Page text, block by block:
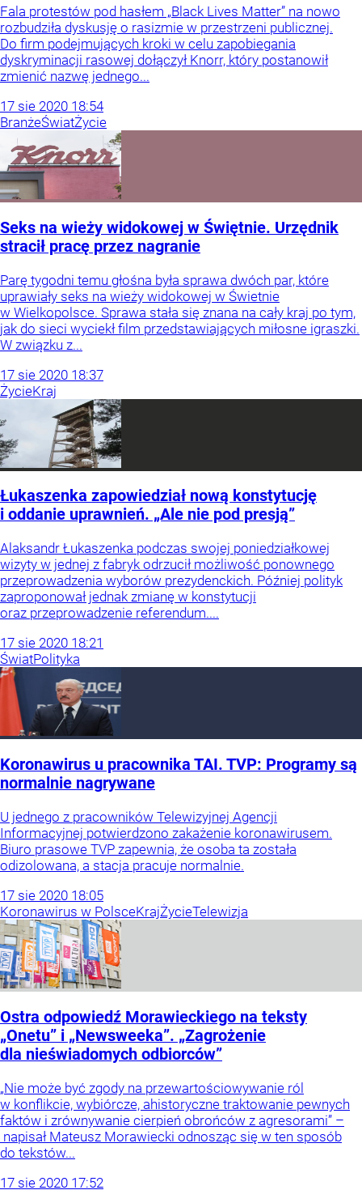
Fala protestów pod hasłem „Black Lives Matter” na nowo
rozbudziła dyskusję o rasizmie w przestrzeni publicznej.
Do firm podejmujących kroki w celu zapobiegania
dyskryminacji rasowej dołączył Knorr, który postanowił
zmienić nazwę jednego...
17 sie 2020 18:54
BranżeŚwiatŻycie
Seks na wieży widokowej w Świętnie. Urzędnik
stracił pracę przez nagranie
Parę tygodni temu głośna była sprawa dwóch par, które
uprawiały seks na wieży widokowej w Świetnie
w Wielkopolsce. Sprawa stała się znana na cały kraj po tym,
jak do sieci wyciekł film przedstawiających miłosne igraszki.
W związku z...
17 sie 2020 18:37
ŻycieKraj
Łukaszenka zapowiedział nową konstytucję
i oddanie uprawnień. „Ale nie pod presją”
Alaksandr Łukaszenka podczas swojej poniedziałkowej
wizyty w jednej z fabryk odrzucił możliwość ponownego
przeprowadzenia wyborów prezydenckich. Później polityk
zaproponował jednak zmianę w konstytucji
oraz przeprowadzenie referendum....
17 sie 2020 18:21
ŚwiatPolityka
Koronawirus u pracownika TAI. TVP: Programy są
normalnie nagrywane
U jednego z pracowników Telewizyjnej Agencji
Informacyjnej potwierdzono zakażenie koronawirusem.
Biuro prasowe TVP zapewnia, że osoba ta została
odizolowana, a stacja pracuje normalnie.
17 sie 2020 18:05
Koronawirus w PolsceKrajŻycieTelewizja
Ostra odpowiedź Morawieckiego na teksty
„Onetu” i „Newsweeka”. „Zagrożenie
dla nieświadomych odbiorców”
„Nie może być zgody na przewartościowywanie ról
w konflikcie, wybiórcze, ahistoryczne traktowanie pewnych
faktów i zrównywanie cierpień obrońców z agresorami” –
napisał Mateusz Morawiecki odnosząc się w ten sposób
do tekstów...
17 sie 2020 17:52